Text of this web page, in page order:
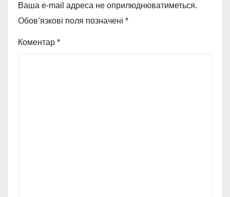
Ваша e-mail адреса не оприлюднюватиметься.
Обов’язкові поля позначені *
Коментар *